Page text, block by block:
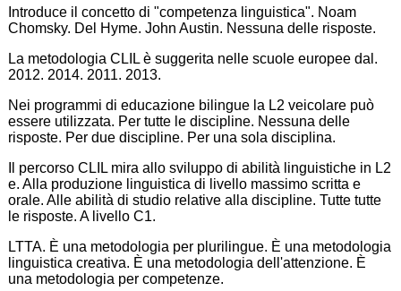
Introduce il concetto di "competenza linguistica". Noam
Chomsky. Del Hyme. John Austin. Nessuna delle risposte.
La metodologia CLIL è suggerita nelle scuole europee dal.
2012. 2014. 2011. 2013.
Nei programmi di educazione bilingue la L2 veicolare può
essere utilizzata. Per tutte le discipline. Nessuna delle
risposte. Per due discipline. Per una sola disciplina.
Il percorso CLIL mira allo sviluppo di abilità linguistiche in L2
e. Alla produzione linguistica di livello massimo scritta e
orale. Alle abilità di studio relative alla discipline. Tutte tutte
le risposte. A livello C1.
LTTA. È una metodologia per plurilingue. È una metodologia
linguistica creativa. È una metodologia dell'attenzione. È
una metodologia per competenze.